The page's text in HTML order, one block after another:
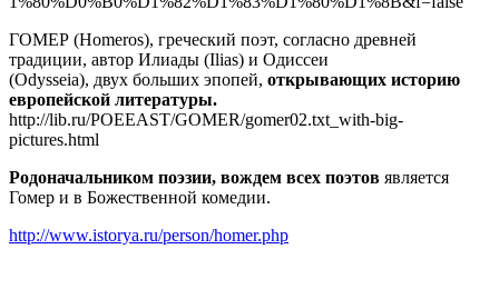
ГОМЕР (Homeros), греческий поэт, согласно древней
традиции, автор Илиады (Ilias) и Одиссеи
(Odysseia), двух больших эпопей, открывающих историю
европейской литературы.
http://lib.ru/POEEAST/GOMER/gomer02.txt_with-big-
pictures.html
Родоначальником поэзии, вождем всех поэтов является
Гомер и в Божественной комедии.
http://www.istorya.ru/person/homer.php